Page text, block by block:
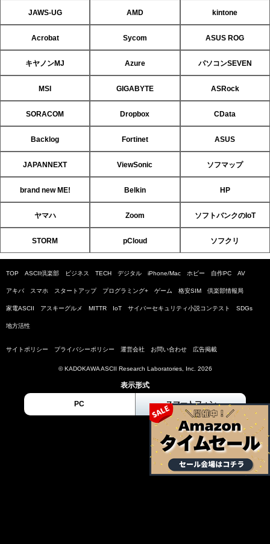
JAWS-UG AMD kintone
Acrobat Sycom ASUS ROG
キヤノンMJ Azure パソコンSEVEN
MSI GIGABYTE ASRock
SORACOM Dropbox CData
Backlog Fortinet ASUS
JAPANNEXT ViewSonic ソフマップ
brand new ME! Belkin HP
ヤマハ Zoom ソフトバンクのIoT
STORM pCloud ソフクリ
TOP ASCII倶楽部 ビジネス TECH デジタル iPhone/Mac ホビー 自作PC AV
アキバ スマホ スタートアップ プログラミング+ ゲーム 格安SIM 倶楽部情報局
家電ASCII アスキーグルメ MITTR IoT サイバーセキュリティ小説コンテスト SDGs
地方活性
サイトポリシー プライバシーポリシー 運営会社 お問い合わせ 広告掲載
© KADOKAWA ASCII Research Laboratories, Inc. 2026
表示形式
PC スマートフォン